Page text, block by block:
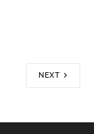
NEXT